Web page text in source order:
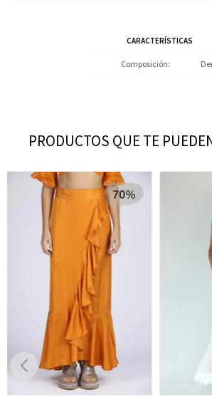
CARACTERÍSTICAS
Composición
PRODUCTOS QUE TE